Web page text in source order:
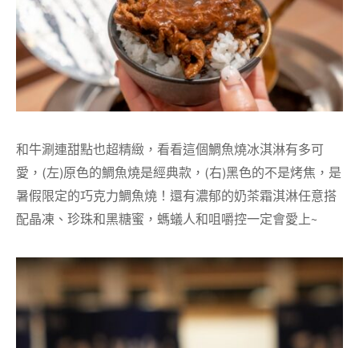
和牛涮連甜點也超精緻，看看這個鯛魚燒冰淇淋有多可
愛，(左)原色的鯛魚燒是經典款，(右)黑色的不是烤焦，是
暑假限定的巧克力鯛魚燒！還有濃郁的奶茶霜淇淋任意搭
配晶凍、珍珠和黑糖蜜，螞蟻人和咀嚼控一定會愛上~